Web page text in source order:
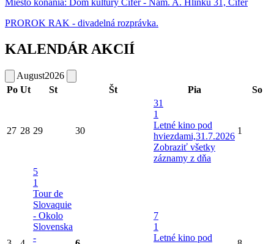
Miesto konania: Dom kultúry Cífer - Nám. A. Hlinku 31, Cífer
PROROK RAK - divadelná rozprávka.
KALENDÁR AKCIÍ
August2026
Po Ut St Št Pia So
27 28 29 30
31
1
Letné kino pod
hviezdami,31.7.2026
Zobraziť všetky
záznamy z dňa
1
5
1
Tour de
Slovaquie
- Okolo
Slovenska
-
7
1
Letné kino pod